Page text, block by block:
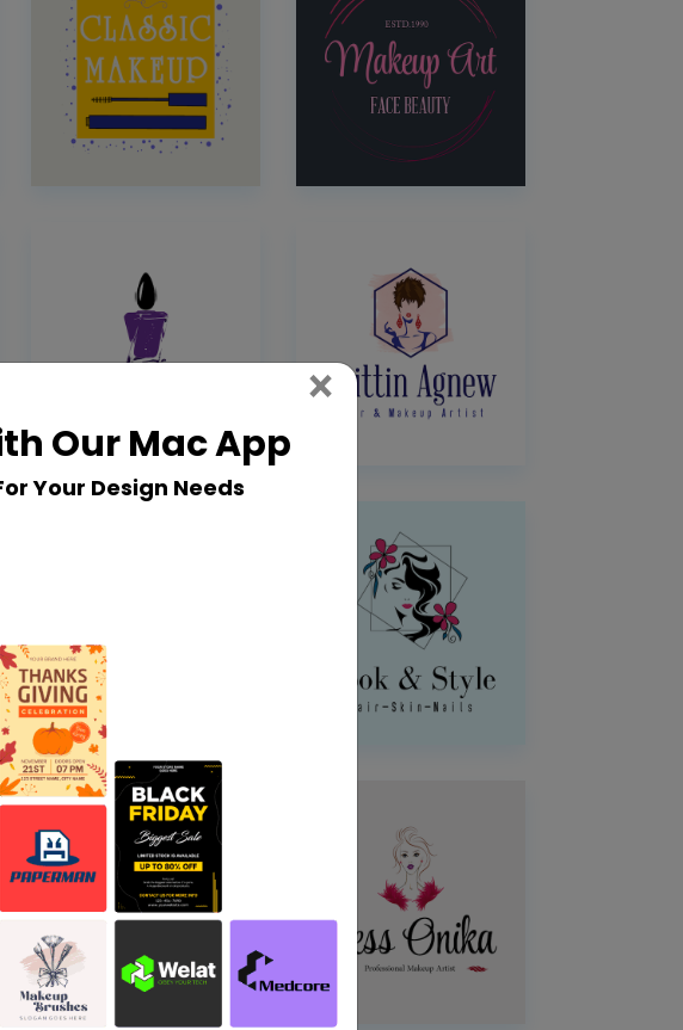
Our Mac App
Your Design Needs
× Close